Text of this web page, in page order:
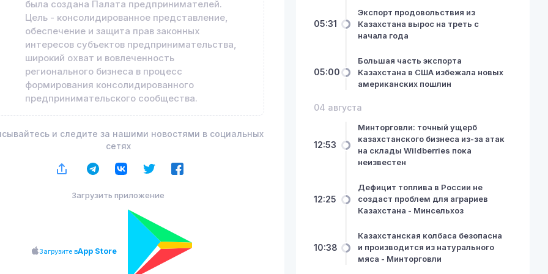
была создана Палата предпринимателей.
Цель - консолидированное представление,
обеспечение и защита прав законных
интересов субъектов предпринимательства,
широкий охват и вовлеченность
регионального бизнеса в процесс
формирования консолидированного
предпринимательского сообщества.
и следите за нашими новостями в социальных
сетях
Загрузить приложение
Загрузите вApp Store
05:31
Экспорт продовольствия из
Казахстана вырос на треть с
начала года
05:00
Большая часть экспорта
Казахстана в США избежала новых
американских пошлин
04 августа
12:53
Минторговли: точный ущерб
казахстанского бизнеса из-за атак
на склады Wildberries пока
неизвестен
12:25
Дефицит топлива в России не
создаст проблем для аграриев
Казахстана - Минсельхоз
10:38
Казахстанская колбаса безопасна
и производится из натурального
мяса - Минторговли